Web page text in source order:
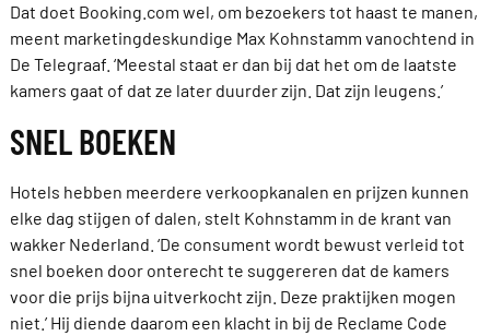
Dat doet Booking.com wel, om bezoekers tot haast te manen,
meent marketingdeskundige Max Kohnstamm vanochtend in
De Telegraaf. ‘Meestal staat er dan bij dat het om de laatste
kamers gaat of dat ze later duurder zijn. Dat zijn leugens.’
SNEL BOEKEN
Hotels hebben meerdere verkoopkanalen en prijzen kunnen
elke dag stijgen of dalen, stelt Kohnstamm in de krant van
wakker Nederland. ‘De consument wordt bewust verleid tot
snel boeken door onterecht te suggereren dat de kamers
voor die prijs bijna uitverkocht zijn. Deze praktijken mogen
niet.’ Hij diende daarom een klacht in bij de Reclame Code